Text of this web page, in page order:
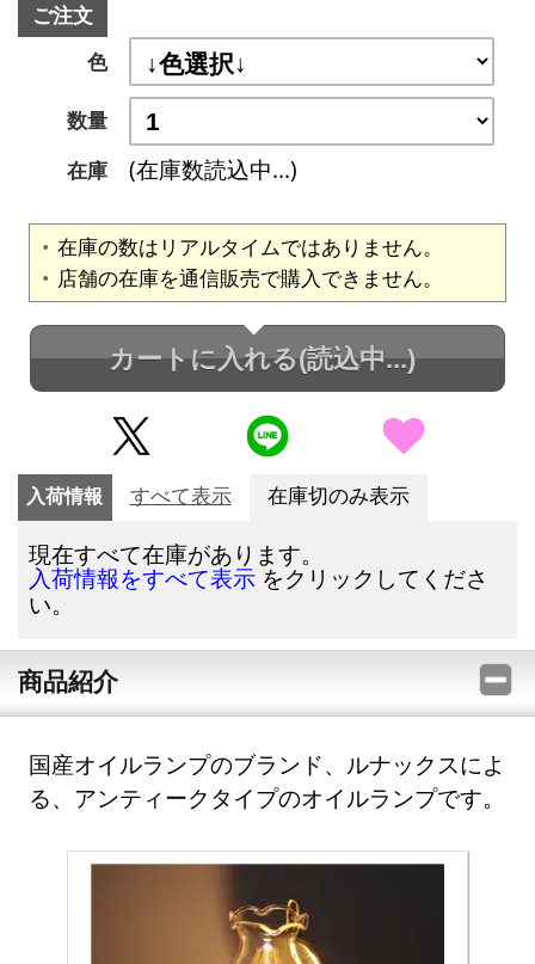
ご注文
色
数量
在庫
(在庫数読込中...)
在庫の数はリアルタイムではありません。
店舗の在庫を通信販売で購入できません。
カートに入れる(読込中...)
入荷情報 すべて表示 在庫切のみ表示
現在すべて在庫があります。
入荷情報をすべて表示 をクリックしてくださ
い。
商品紹介
国産オイルランプのブランド、ルナックスによ
る、アンティークタイプのオイルランプです。